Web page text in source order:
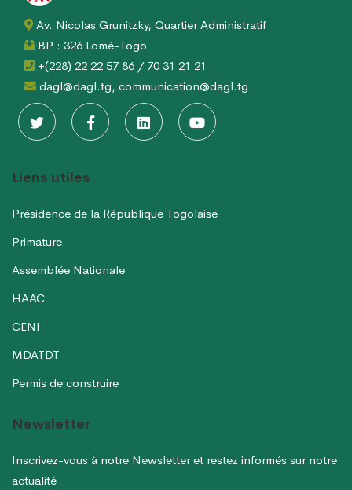
Av. Nicolas Grunitzky, Quartier Administratif
BP : 326 Lomé-Togo
+(228) 22 22 57 86 / 70 31 21 21
dagl@dagl.tg, communication@dagl.tg
Liens utiles
Présidence de la République Togolaise
Primature
Assemblée Nationale
HAAC
CENI
MDATDT
Permis de construire
Newsletter
Inscrivez-vous à notre Newsletter et restez informés sur notre
actualité